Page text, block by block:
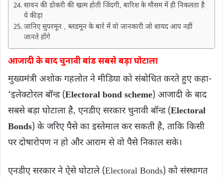
सावन की डोकरी की खत्म होती जिंदगी, बारिश के मौसम में ही निकलता है
ये कीड़ा
जानिए सुपरमून ‚ ब्लडमून के बारे में वो जानकारी जो शायद आप नहीं
जानते होंगे
आजादी के बाद चुनावी बांड सबसे बड़ा घोटाला
मुख्यमंत्री अशोक गहलोत ने मीडिया को संबोधित करते हुए कहा-
‘इलेक्टोरल बॉन्ड (Electoral bond scheme) आजादी के बाद
सबसे बड़ा घोटाला है, एनडीए सरकार चुनावी बॉन्ड (Electoral
Bonds) के जरिए पैसे का इस्तेमाल कर सकती है, ताकि किसी
पर दोषारोपण न हो और आराम से वो पैसे निकाल सके।
एनडीए सरकार ने ऐसे घोटाले (Electoral Bonds) को संस्थागत